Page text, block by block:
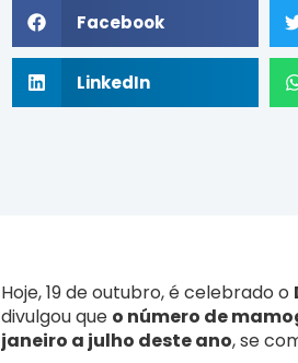
Facebook
LinkedIn
Hoje, 19 de outubro, é celebrado o
divulgou que o número de
janeiro a julho deste ano, se